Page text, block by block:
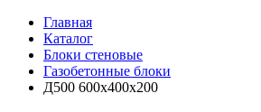
Главная
Каталог
Блоки стеновые
Газобетонные блоки
Д500 600x400x200